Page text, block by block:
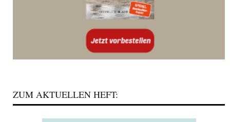
ZUM AKTUELLEN HEFT: